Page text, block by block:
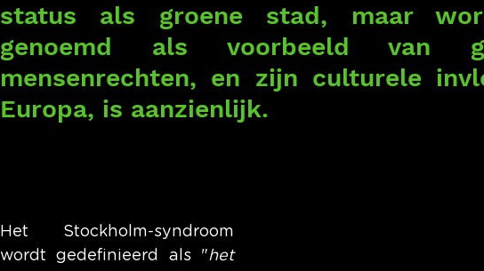
status als groene stad, maar
genoemd als voorbeeld van
mensenrechten, en zijn culturele
Europa, is aanzienlijk.
Het Stockholm-syndroom
wordt gedefinieerd als "het